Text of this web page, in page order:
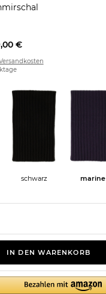
€
schwarz marine
IN DEN WARENKORB